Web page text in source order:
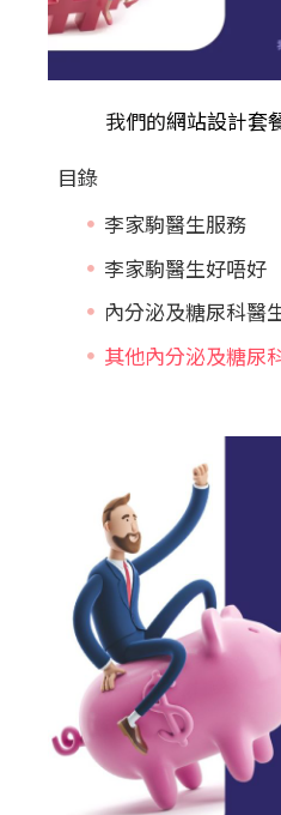
我們的網站設計套
目錄
李家駒醫生服務
李家駒醫生好唔好
內分泌及糖尿科醫
其他內分泌及糖尿